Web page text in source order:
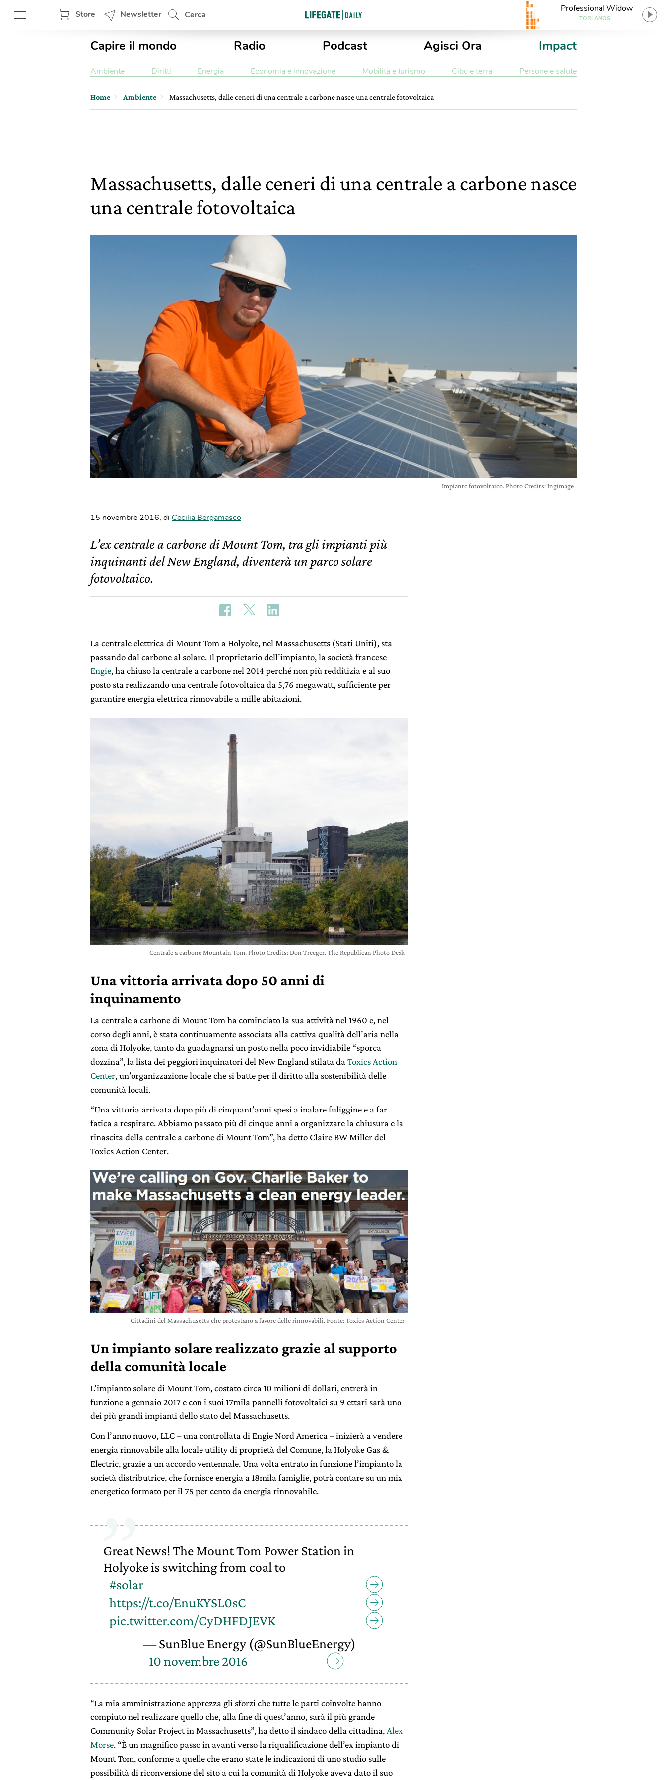
Store Newsletter Cerca
Professional Widow
TORI AMOS
Capire il mondo Radio Podcast Agisci Ora Impact
Ambiente Diritti Energia Economia e innovazione Mobilità e turismo Cibo e terra Persone e salute
Home Ambiente Massachusetts, dalle ceneri di una centrale a carbone nasce una centrale fotovoltaica
Massachusetts, dalle ceneri di una centrale a carbone nasce
una centrale fotovoltaica
Impianto fotovoltaico. Photo Credits: Ingimage
15 novembre 2016, di Cecilia Bergamasco
L’ex centrale a carbone di Mount Tom, tra gli impianti più
inquinanti del New England, diventerà un parco solare
fotovoltaico.
La centrale elettrica di Mount Tom a Holyoke, nel Massachusetts (Stati Uniti), sta
passando dal carbone al solare. Il proprietario dell’impianto, la società francese
Engie, ha chiuso la centrale a carbone nel 2014 perché non più redditizia e al suo
posto sta realizzando una centrale fotovoltaica da 5,76 megawatt, sufficiente per
garantire energia elettrica rinnovabile a mille abitazioni.
Centrale a carbone Mountain Tom. Photo Credits: Don Treeger. The Republican Photo Desk
Una vittoria arrivata dopo 50 anni di
inquinamento
La centrale a carbone di Mount Tom ha cominciato la sua attività nel 1960 e, nel
corso degli anni, è stata continuamente associata alla cattiva qualità dell’aria nella
zona di Holyoke, tanto da guadagnarsi un posto nella poco invidiabile “sporca
dozzina”, la lista dei peggiori inquinatori del New England stilata daToxics Action
Center, un’organizzazione locale che si batte per il diritto alla sostenibilità delle
comunità locali.
“Una vittoria arrivata dopo più di cinquant’anni spesi a inalare fuliggine e a far
fatica a respirare. Abbiamo passato più di cinque anni a organizzare la chiusura e la
rinascita della centrale a carbone di Mount Tom”, ha detto Claire BW Miller del
Toxics Action Center.
Cittadini del Massachusetts che protestano a favore delle rinnovabili. Fonte: Toxics Action Center
Un impianto solare realizzato grazie al supporto
della comunità locale
L’impianto solare di Mount Tom, costato circa 10 milioni di dollari, entrerà in
funzione a gennaio 2017 e con i suoi 17mila pannelli fotovoltaici su 9 ettari sarà uno
dei più grandi impianti dello stato del Massachusetts.
Con l’anno nuovo, LLC – una controllata di Engie Nord America – inizierà a vendere
energia rinnovabile alla locale utility di proprietà del Comune, la Holyoke Gas &
Electric, grazie a un accordo ventennale. Una volta entrato in funzione l’impianto la
società distributrice, che fornisce energia a 18mila famiglie, potrà contare su un mix
energetico formato per il 75 per cento da energia rinnovabile.
Great News! The Mount Tom Power Station in
Holyoke is switching from coal to
#solar
https://t.co/EnuKYSL0sC
pic.twitter.com/CyDHFDJEVK
— SunBlue Energy (@SunBlueEnergy)
10 novembre 2016
“La mia amministrazione apprezza gli sforzi che tutte le parti coinvolte hanno
compiuto nel realizzare quello che, alla fine di quest’anno, sarà il più grande
Community Solar Project in Massachusetts”, ha detto il sindaco della cittadina, Alex
Morse. “È un magnifico passo in avanti verso la riqualificazione dell’ex impianto di
Mount Tom, conforme a quelle che erano state le indicazioni di uno studio sulle
possibilità di riconversione del sito a cui la comunità di Holyoke aveva dato il suo